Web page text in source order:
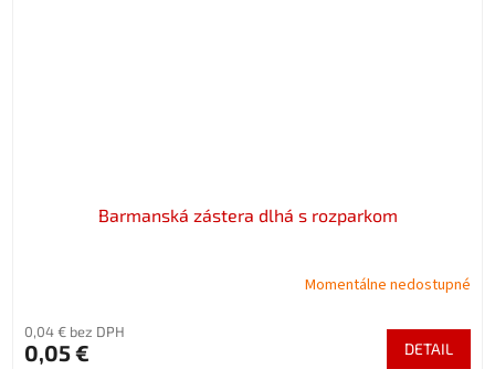
Barmanská zástera dlhá s rozparkom
Momentálne nedostupné
0,04 € bez DPH
0,05 € DETAIL